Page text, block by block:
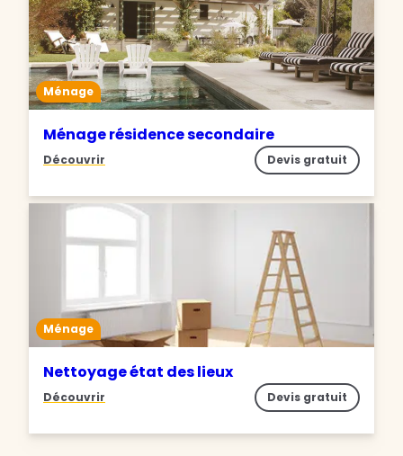
Ménage
Ménage résidence secondaire
Découvrir Devis gratuit
Ménage
Nettoyage état des lieux
Découvrir Devis gratuit